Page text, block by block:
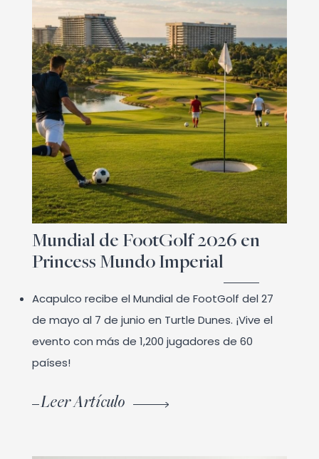
Mundial de FootGolf 2026 en
Princess Mundo Imperial
Acapulco recibe el Mundial de FootGolf del 27
de mayo al 7 de junio en Turtle Dunes. ¡Vive el
evento con más de 1,200 jugadores de 60
países!
Leer Artículo